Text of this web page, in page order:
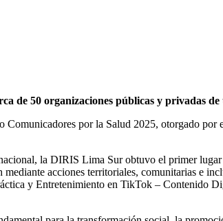
de 50 organizaciones públicas y privadas de
por la Salud 2025, otorgado por
la DIRIS Lima Sur obtuvo el primer
acciones territoriales, comunitarias e
y Entretenimiento en TikTok – Contenido